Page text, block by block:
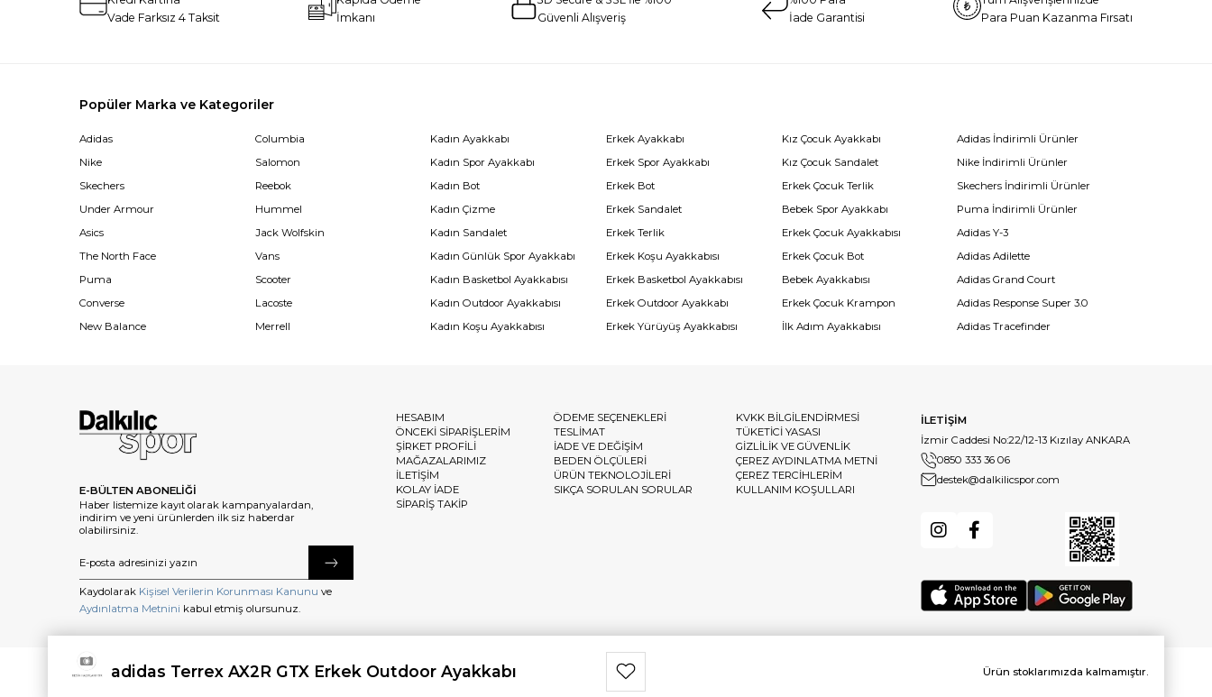
Vade Farksız 4 Taksit
İmkanı
Güvenli Alışveriş
İade Garantisi
Para Puan Kazanma Fırsatı
Popüler Marka ve Kategoriler
Adidas
Nike
Skechers
Under Armour
Asics
The North Face
Puma
Converse
New Balance
Columbia
Salomon
Reebok
Hummel
Jack Wolfskin
Vans
Scooter
Lacoste
Merrell
Kadın Ayakkabı
Kadın Spor Ayakkabı
Kadın Bot
Kadın Çizme
Kadın Sandalet
Kadın Günlük Spor Ayakkabı
Kadın Basketbol Ayakkabısı
Kadın Outdoor Ayakkabısı
Kadın Koşu Ayakkabısı
Erkek Ayakkabı
Erkek Spor Ayakkabı
Erkek Bot
Erkek Sandalet
Erkek Terlik
Erkek Koşu Ayakkabısı
Erkek Basketbol Ayakkabısı
Erkek Outdoor Ayakkabı
Erkek Yürüyüş Ayakkabısı
Kız Çocuk Ayakkabı
Kız Çocuk Sandalet
Erkek Çocuk Terlik
Bebek Spor Ayakkabı
Erkek Çocuk Ayakkabısı
Erkek Çocuk Bot
Bebek Ayakkabısı
Erkek Çocuk Krampon
İlk Adım Ayakkabısı
Adidas İndirimli Ürünler
Nike İndirimli Ürünler
Skechers İndirimli Ürünler
Puma İndirimli Ürünler
Adidas Y-3
Adidas Adilette
Adidas Grand Court
Adidas Response Super 3.0
Adidas Tracefinder
E-BÜLTEN ABONELİĞİ
Haber listemize kayıt olarak kampanyalardan,
indirim ve yeni ürünlerden ilk siz haberdar
olabilirsiniz.
Kaydolarak Kişisel Verilerin Korunması Kanunu ve
Aydınlatma Metnini kabul etmiş olursunuz.
HESABIM
ÖNCEKİ SİPARİŞLERİM
ŞİRKET PROFİLİ
MAĞAZALARIMIZ
İLETİŞİM
KOLAY İADE
SİPARİŞ TAKİP
ÖDEME SEÇENEKLERİ
TESLİMAT
İADE VE DEĞİŞİM
BEDEN ÖLÇÜLERİ
ÜRÜN TEKNOLOJİLERİ
SIKÇA SORULAN SORULAR
KVKK BİLGİLENDİRMESİ
TÜKETİCİ YASASI
GİZLİLİK VE GÜVENLİK
ÇEREZ AYDINLATMA METNİ
ÇEREZ TERCİHLERİM
KULLANIM KOŞULLARI
İLETİŞİM
İzmir Caddesi No:22/12-13 Kızılay ANKARA
0850 333 36 06
destek@dalkilicspor.com
©2025 dalkilicspor.com.tr. Tüm Hakları Saklıdır.
adidas Terrex AX2R GTX Erkek Outdoor Ayakkabı Ürün stoklarımızda kalmamıştır.